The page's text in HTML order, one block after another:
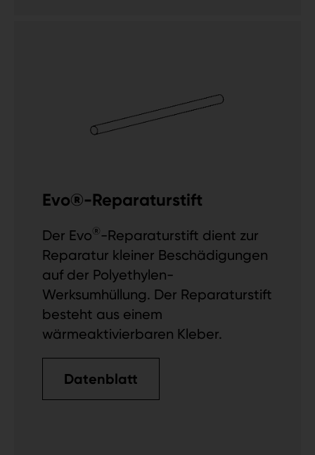
Evo®-Reparaturstift
Der Evo®-Reparaturstift dient zur
Reparatur kleiner Beschädigungen
auf der Polyethylen-
Werksumhüllung. Der Reparaturstift
besteht aus einem
wärmeaktivierbaren Kleber.
Datenblatt